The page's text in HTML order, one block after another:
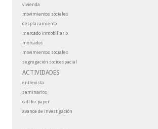
vivienda
movimientos sociales
desplazamiento
mercado inmobiliario
mercados
movimientos sociales
segregación socioespacial
ACTIVIDADES
entrevista
seminarios
call for paper
avance de investigación